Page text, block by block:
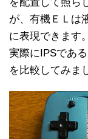
が、有機ＥＬは
に表現できます。
実際にIPSであ
を比較してみま